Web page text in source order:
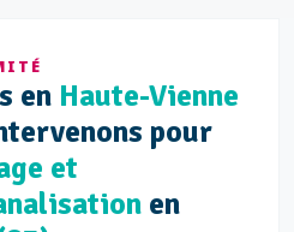
en Haute-Vienne
pour
et
en